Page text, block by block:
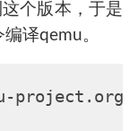
个版本，于是
译qemu。